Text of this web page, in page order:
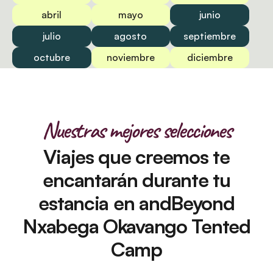
abril
mayo
junio
julio
agosto
septiembre
octubre
noviembre diciembre
Nuestras mejores selecciones
Viajes que creemos te
encantarán durante tu
estancia en andBeyond
Nxabega Okavango Tented
Camp